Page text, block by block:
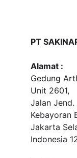
PT
Alamat :
Gedung
Unit 2601,
Jalan
Kebayoran
Jakarta
Indonesia